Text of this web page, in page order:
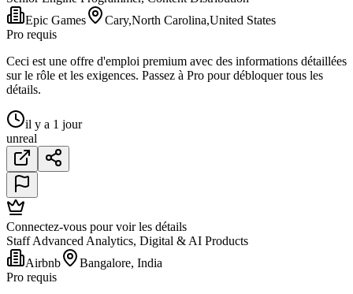
Epic Games
Cary,North Carolina,United States
Pro requis
Ceci est une offre d'emploi premium avec des informations détaillées
sur le rôle et les exigences. Passez à Pro pour débloquer tous les
détails.
il y a 1 jour
unreal
Connectez-vous pour voir les détails
Staff Advanced Analytics, Digital & AI Products
Airbnb
Bangalore, India
Pro requis